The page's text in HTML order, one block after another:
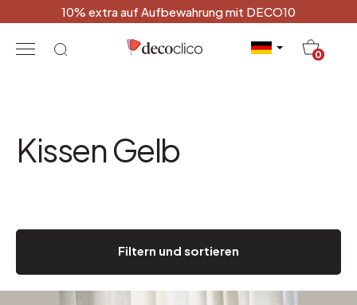
10% extra auf Aufbewahrung mit DECO10
0
Kissen Gelb
Filtern und sortieren